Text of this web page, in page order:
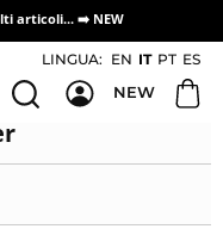
articoli... ➡️ NEW
registrazione distributori
LINGUA: EN IT PT ES
NEW